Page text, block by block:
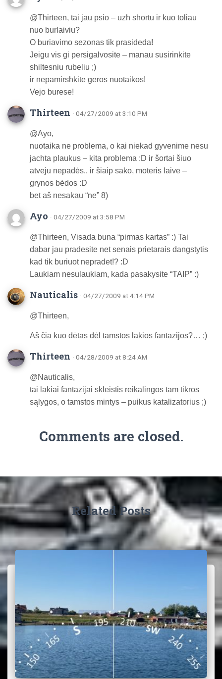
@Thirteen, tai jau psio – uzh shortu ir kuo toliau
nuo burlaiviu?
O buriavimo sezonas tik prasideda!
Jeigu vis gi persigalvosite – manau susirinkite
shiltesniu rubeliu ;)
ir nepamirshkite geros nuotaikos!
Vejo burese!
Thirteen · 04/27/2009 at 3:10 PM
@Ayo,
nuotaika ne problema, o kai niekad gyvenime nesu
jachta plaukus – kita problema :D ir šortai šiuo
atveju nepadės.. ir šiaip sako, moteris laive –
grynos bėdos :D
bet aš nesakau “ne” 8)
Ayo · 04/27/2009 at 3:58 PM
@Thirteen, Visada buna “pirmas kartas” :) Tai
dabar jau pradesite net senais prietarais dangstytis
kad tik buriuot nepradet!? :D
Laukiam nesulaukiam, kada pasakysite “TAIP” :)
Nauticalis · 04/27/2009 at 4:14 PM
@Thirteen,
Aš čia kuo dėtas dėl tamstos lakios fantazijos?… ;)
Thirteen · 04/28/2009 at 8:24 AM
@Nauticalis,
tai lakiai fantazijai skleistis reikalingos tam tikros
sąlygos, o tamstos mintys – puikus katalizatorius ;)
Comments are closed.
Related Posts